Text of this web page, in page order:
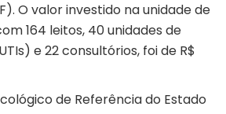
O valor investido na unidade de
164 leitos, 40 unidades de
e 22 consultórios, foi de R$
de Referência do Estado